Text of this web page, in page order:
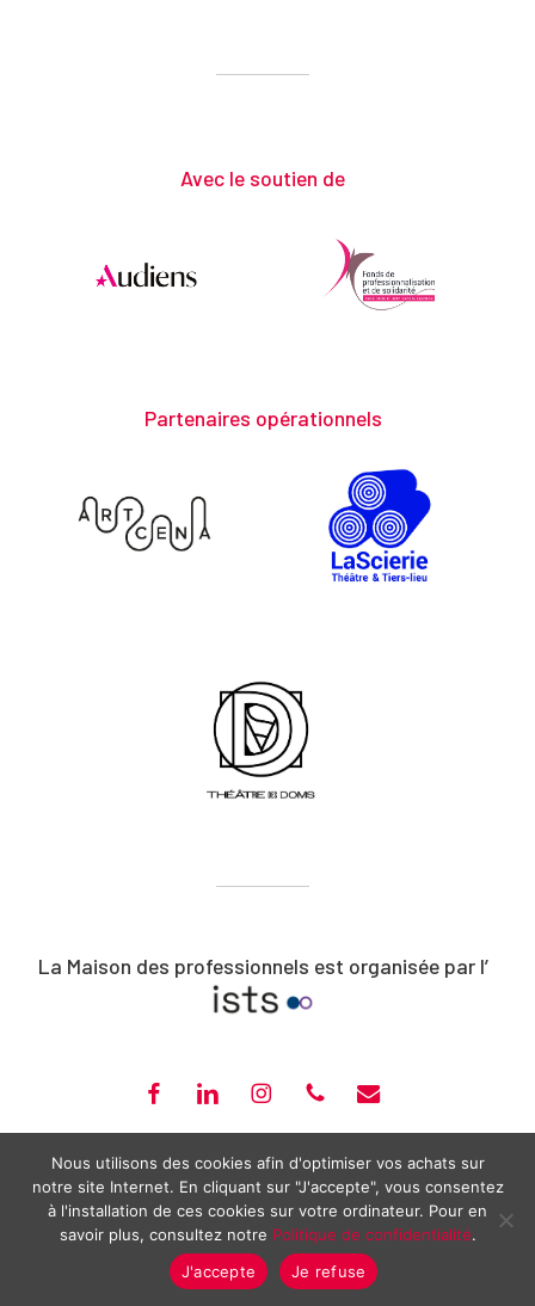
Avec le soutien de
Partenaires opérationnels
La Maison des professionnels est organisée par l’
FACEBOOKLINKEDININSTAGRAMPHONE EMAIL
ISTS – CLOÎTRE SAINT-LOUIS – 20, RUE PORTAIL BOQUIER – AVIGNON –
04 90 14 14 17 –CONTACT@MAISONPRO-AVIGNON.COM
2026 ©MAISON DES PROFESSIONNELS—MENTIONS LÉGALES —
POLITIQUE DE CONFIDENTIALITÉ
Nous utilisons des cookies afin d'optimiser vos achats sur
notre site Internet. En cliquant sur "J'accepte", vous consentez
à l'installation de ces cookies sur votre ordinateur. Pour en
savoir plus, consultez notre Politique de confidentialité.
J'accepte
Je refuse